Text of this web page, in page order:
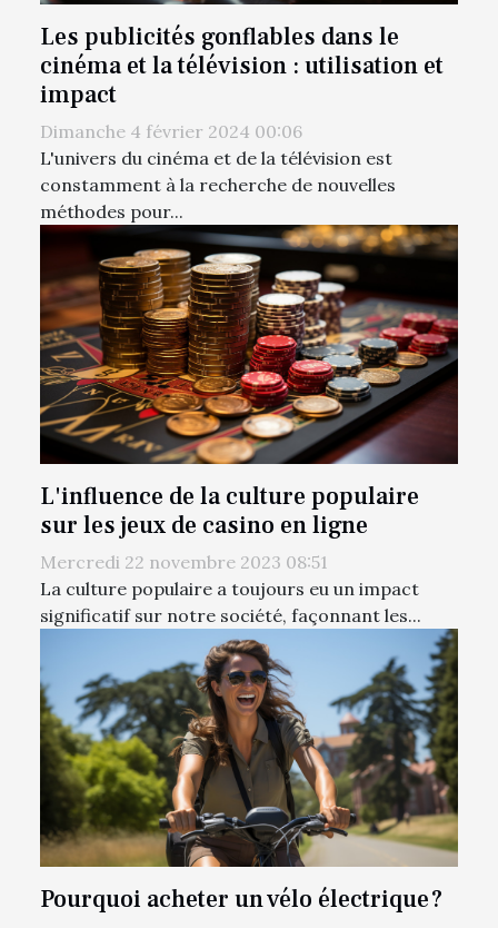
Les publicités gonflables dans le
cinéma et la télévision : utilisation et
impact
Dimanche 4 février 2024 00:06
L'univers du cinéma et de la télévision est
constamment à la recherche de nouvelles
méthodes pour...
L'influence de la culture populaire
sur les jeux de casino en ligne
Mercredi 22 novembre 2023 08:51
La culture populaire a toujours eu un impact
significatif sur notre société, façonnant les...
Pourquoi acheter un vélo électrique ?